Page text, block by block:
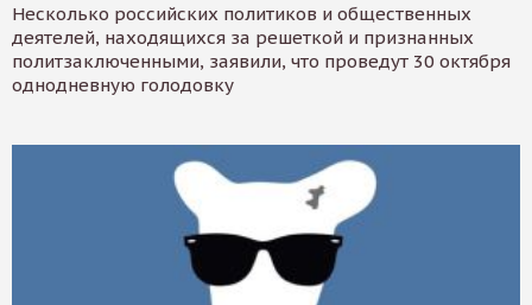
Несколько российских политиков и общественных
деятелей, находящихся за решеткой и признанных
политзаключенными, заявили, что проведут 30 октября
однодневную голодовку